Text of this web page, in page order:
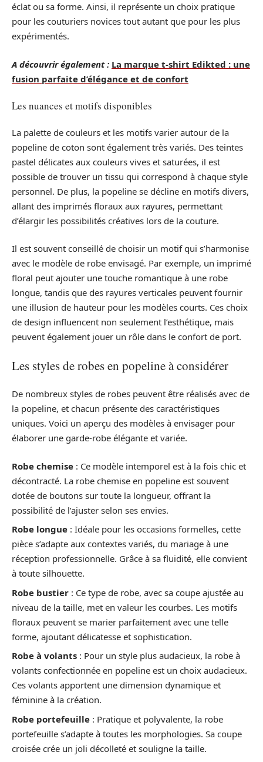
éclat ou sa forme. Ainsi, il représente un choix pratique
pour les couturiers novices tout autant que pour les plus
expérimentés.
A découvrir également : La marque t-shirt Edikted : une
fusion parfaite d’élégance et de confort
Les nuances et motifs disponibles
La palette de couleurs et les motifs varier autour de la
popeline de coton sont également très variés. Des teintes
pastel délicates aux couleurs vives et saturées, il est
possible de trouver un tissu qui correspond à chaque style
personnel. De plus, la popeline se décline en motifs divers,
allant des imprimés floraux aux rayures, permettant
d’élargir les possibilités créatives lors de la couture.
Il est souvent conseillé de choisir un motif qui s’harmonise
avec le modèle de robe envisagé. Par exemple, un imprimé
floral peut ajouter une touche romantique à une robe
longue, tandis que des rayures verticales peuvent fournir
une illusion de hauteur pour les modèles courts. Ces choix
de design influencent non seulement l’esthétique, mais
peuvent également jouer un rôle dans le confort de port.
Les styles de robes en popeline à considérer
De nombreux styles de robes peuvent être réalisés avec de
la popeline, et chacun présente des caractéristiques
uniques. Voici un aperçu des modèles à envisager pour
élaborer une garde-robe élégante et variée.
Robe chemise : Ce modèle intemporel est à la fois chic et
décontracté. La robe chemise en popeline est souvent
dotée de boutons sur toute la longueur, offrant la
possibilité de l’ajuster selon ses envies.
Robe longue : Idéale pour les occasions formelles, cette
pièce s’adapte aux contextes variés, du mariage à une
réception professionnelle. Grâce à sa fluidité, elle convient
à toute silhouette.
Robe bustier : Ce type de robe, avec sa coupe ajustée au
niveau de la taille, met en valeur les courbes. Les motifs
floraux peuvent se marier parfaitement avec une telle
forme, ajoutant délicatesse et sophistication.
Robe à volants : Pour un style plus audacieux, la robe à
volants confectionnée en popeline est un choix audacieux.
Ces volants apportent une dimension dynamique et
féminine à la création.
Robe portefeuille : Pratique et polyvalente, la robe
portefeuille s’adapte à toutes les morphologies. Sa coupe
croisée crée un joli décolleté et souligne la taille.